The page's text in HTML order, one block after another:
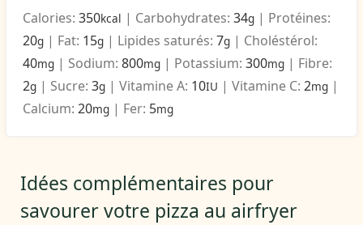
Calories: 350kcal | Carbohydrates: 34g | Protéines:
20g | Fat: 15g | Lipides saturés: 7g | Choléstérol:
40mg | Sodium: 800mg | Potassium: 300mg | Fibre:
2g | Sucre: 3g | Vitamine A: 10IU | Vitamine C: 2mg |
Calcium: 20mg | Fer: 5mg
Idées complémentaires pour
savourer votre pizza au airfryer